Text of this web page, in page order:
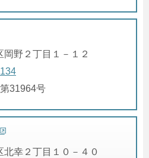
岡野２丁目１－１２
31964号
北幸２丁目１０－４０